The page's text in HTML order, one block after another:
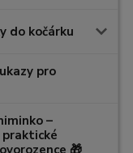
do kočárku
pro
–
🎁